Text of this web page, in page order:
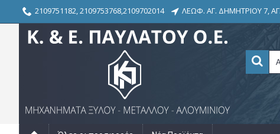
2109751182, 2109753768,2109702014 ΛΕΩΦ. ΑΓ. ΔΗΜΗΤΡΙΟΥ 7,